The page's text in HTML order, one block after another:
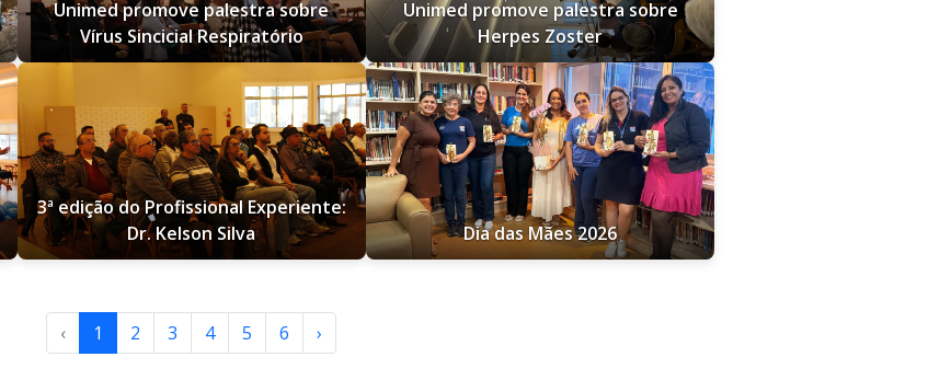
Unimed promove palestra sobre
Vírus Sincicial Respiratório
Unimed promove palestra sobre
Herpes Zoster
3ª edição do Profissional Experiente:
Dr. Kelson Silva
Dia das Mães 2026
‹ 1 2 3 4 5 6 ›